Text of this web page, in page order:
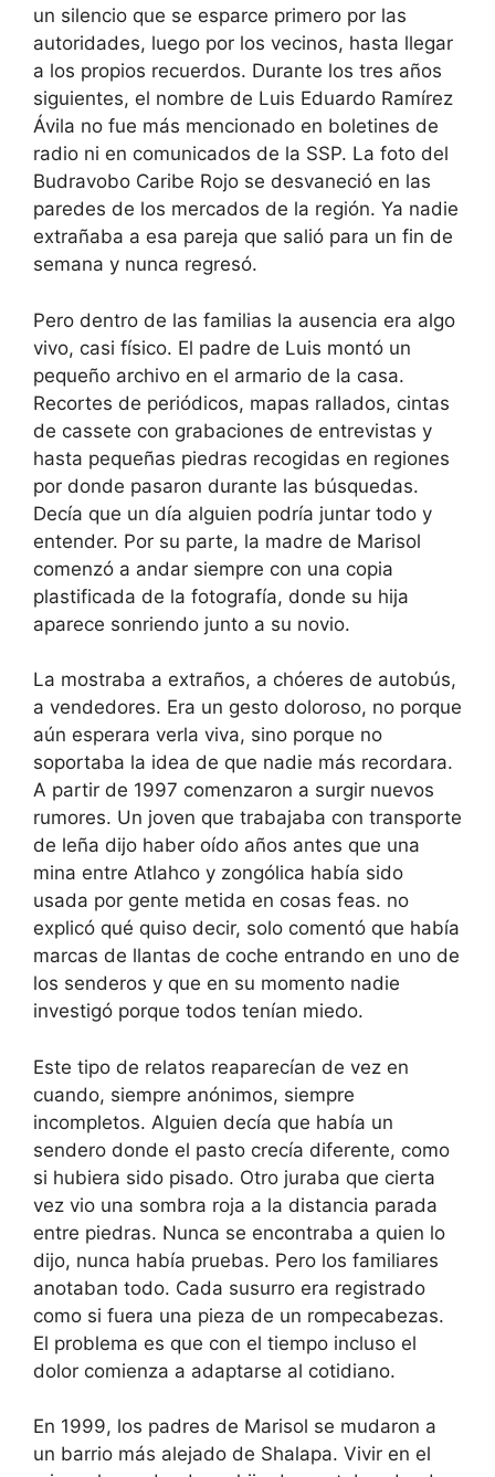
un silencio que se esparce primero por las
autoridades, luego por los vecinos, hasta llegar
a los propios recuerdos. Durante los tres años
siguientes, el nombre de Luis Eduardo Ramírez
Ávila no fue más mencionado en boletines de
radio ni en comunicados de la SSP. La foto del
Budravobo Caribe Rojo se desvaneció en las
paredes de los mercados de la región. Ya nadie
extrañaba a esa pareja que salió para un fin de
semana y nunca regresó.
Pero dentro de las familias la ausencia era algo
vivo, casi físico. El padre de Luis montó un
pequeño archivo en el armario de la casa.
Recortes de periódicos, mapas rallados, cintas
de cassete con grabaciones de entrevistas y
hasta pequeñas piedras recogidas en regiones
por donde pasaron durante las búsquedas.
Decía que un día alguien podría juntar todo y
entender. Por su parte, la madre de Marisol
comenzó a andar siempre con una copia
plastificada de la fotografía, donde su hija
aparece sonriendo junto a su novio.
La mostraba a extraños, a chóeres de autobús,
a vendedores. Era un gesto doloroso, no porque
aún esperara verla viva, sino porque no
soportaba la idea de que nadie más recordara.
A partir de 1997 comenzaron a surgir nuevos
rumores. Un joven que trabajaba con transporte
de leña dijo haber oído años antes que una
mina entre Atlahco y zongólica había sido
usada por gente metida en cosas feas. no
explicó qué quiso decir, solo comentó que había
marcas de llantas de coche entrando en uno de
los senderos y que en su momento nadie
investigó porque todos tenían miedo.
Este tipo de relatos reaparecían de vez en
cuando, siempre anónimos, siempre
incompletos. Alguien decía que había un
sendero donde el pasto crecía diferente, como
si hubiera sido pisado. Otro juraba que cierta
vez vio una sombra roja a la distancia parada
entre piedras. Nunca se encontraba a quien lo
dijo, nunca había pruebas. Pero los familiares
anotaban todo. Cada susurro era registrado
como si fuera una pieza de un rompecabezas.
El problema es que con el tiempo incluso el
dolor comienza a adaptarse al cotidiano.
En 1999, los padres de Marisol se mudaron a
un barrio más alejado de Shalapa. Vivir en el